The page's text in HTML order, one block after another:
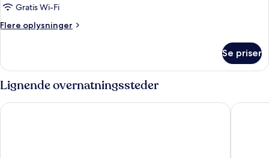
Gratis Wi-Fi
Flere oplysninger
Flere
Se priser
Lignende overnatningssteder
Hotel Golden Lamb Savoy